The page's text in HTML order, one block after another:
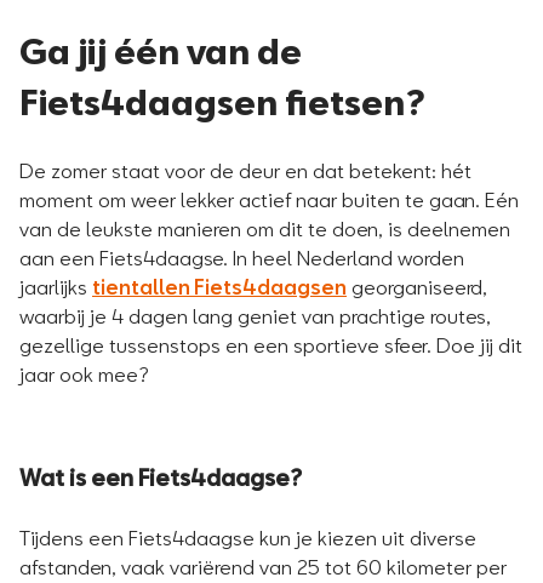
Ga jij één van de
Fiets4daagsen fietsen?
De zomer staat voor de deur en dat betekent: hét
moment om weer lekker actief naar buiten te gaan. Eén
van de leukste manieren om dit te doen, is deelnemen
aan een Fiets4daagse. In heel Nederland worden
jaarlijks tientallen Fiets4daagsen georganiseerd,
waarbij je 4 dagen lang geniet van prachtige routes,
gezellige tussenstops en een sportieve sfeer. Doe jij dit
jaar ook mee?​
Wat is een Fiets4daagse?
Tijdens een Fiets4daagse kun je kiezen uit diverse
afstanden, vaak variërend van 25 tot 60 kilometer per